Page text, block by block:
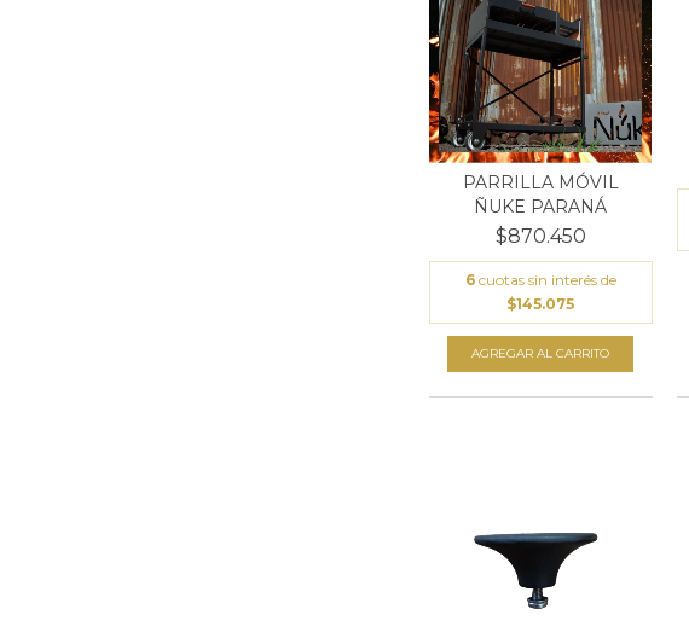
PARRILLA MÓVIL
ÑUKE PARANÁ
$870.450
6 cuotas sin interés de
$145.075
AGREGAR AL CARRITO